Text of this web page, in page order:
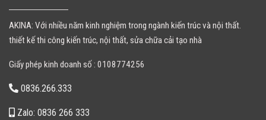
AKINA: Với nhiều năm kinh nghiệm trong ngành kiến trúc và nội thất.
thiết kế thi công kiến trúc, nội thất, sửa chữa cải tạo nhà
Giấy phép kinh doanh số : 0108774256
0836.266.333
Zalo: 0836 266 333